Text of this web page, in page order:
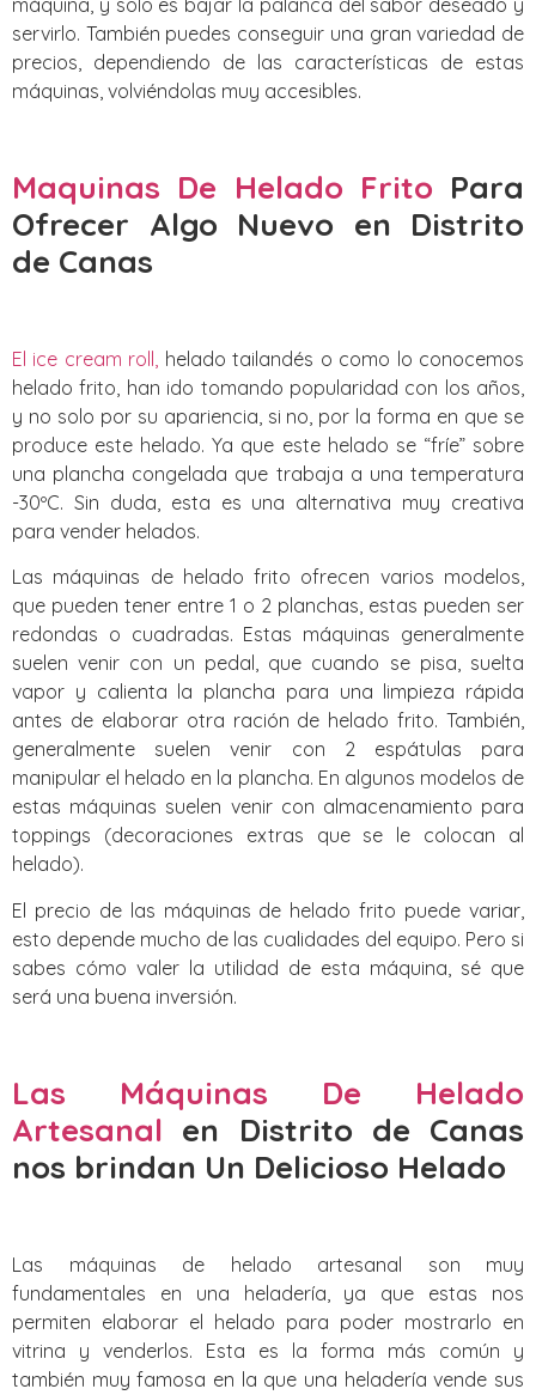
servirlo. También puedes conseguir una gran variedad de
precios, dependiendo de las características de estas
máquinas, volviéndolas muy accesibles.
Maquinas De Helado Frito Para
Ofrecer Algo Nuevo en Distrito
de Canas‎
El ice cream roll, helado tailandés o como lo conocemos
helado frito, han ido tomando popularidad con los años,
y no solo por su apariencia, si no, por la forma en que se
produce este helado. Ya que este helado se “fríe” sobre
una plancha congelada que trabaja a una temperatura
-30ºC. Sin duda, esta es una alternativa muy creativa
para vender helados.
Las máquinas de helado frito ofrecen varios modelos,
que pueden tener entre 1 o 2 planchas, estas pueden ser
redondas o cuadradas. Estas máquinas generalmente
suelen venir con un pedal, que cuando se pisa, suelta
vapor y calienta la plancha para una limpieza rápida
antes de elaborar otra ración de helado frito. También,
generalmente suelen venir con 2 espátulas para
manipular el helado en la plancha. En algunos modelos de
estas máquinas suelen venir con almacenamiento para
toppings (decoraciones extras que se le colocan al
helado).
El precio de las máquinas de helado frito puede variar,
esto depende mucho de las cualidades del equipo. Pero si
sabes cómo valer la utilidad de esta máquina, sé que
será una buena inversión.
Las Máquinas De Helado
Artesanal en Distrito de Canas‎
nos brindan Un Delicioso Helado
Las máquinas de helado artesanal son muy
fundamentales en una heladería, ya que estas nos
permiten elaborar el helado para poder mostrarlo en
vitrina y venderlos. Esta es la forma más común y
también muy famosa en la que una heladería vende sus